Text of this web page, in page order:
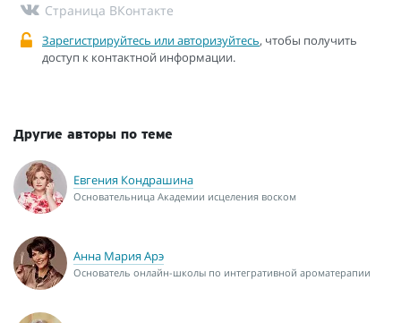
Страница ВКонтакте
Зарегистрируйтесь или авторизуйтесь, чтобы получить
доступ к контактной информации.
Другие авторы по теме
Евгения Кондрашина
Основательница Академии исцеления воском
Анна Мария Арэ
Основатель онлайн-школы по интегративной ароматерапии